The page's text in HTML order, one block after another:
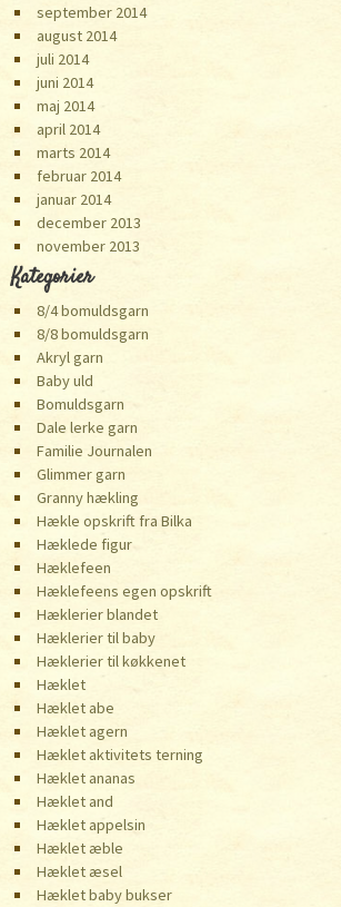
september 2014
august 2014
juli 2014
juni 2014
maj 2014
april 2014
marts 2014
februar 2014
januar 2014
december 2013
november 2013
Kategorier
8/4 bomuldsgarn
8/8 bomuldsgarn
Akryl garn
Baby uld
Bomuldsgarn
Dale lerke garn
Familie Journalen
Glimmer garn
Granny hækling
Hækle opskrift fra Bilka
Hæklede figur
Hæklefeen
Hæklefeens egen opskrift
Hæklerier blandet
Hæklerier til baby
Hæklerier til køkkenet
Hæklet
Hæklet abe
Hæklet agern
Hæklet aktivitets terning
Hæklet ananas
Hæklet and
Hæklet appelsin
Hæklet æble
Hæklet æsel
Hæklet baby bukser